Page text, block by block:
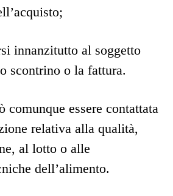
innanzitutto al soggetto
scontrino o la fattura.
comunque essere contattata
relativa alla qualità,
al lotto o alle
dell’alimento.